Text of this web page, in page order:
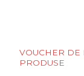
VOUCHER DE
PRODUSE